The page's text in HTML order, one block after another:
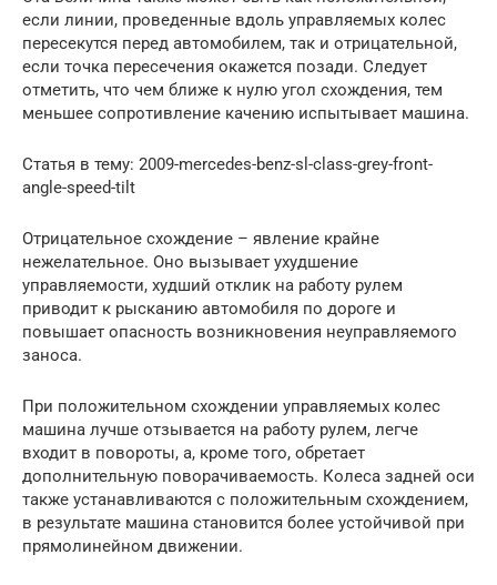
если линии, проведенные вдоль управляемых колес
пересекутся перед автомобилем, так и отрицательной,
если точка пересечения окажется позади. Следует
отметить, что чем ближе к нулю угол схождения, тем
меньшее сопротивление качению испытывает машина.
Статья в тему: 2009-mercedes-benz-sl-class-grey-front-
angle-speed-tilt
Отрицательное схождение – явление крайне
нежелательное. Оно вызывает ухудшение
управляемости, худший отклик на работу рулем
приводит к рысканию автомобиля по дороге и
повышает опасность возникновения неуправляемого
заноса.
При положительном схождении управляемых колес
машина лучше отзывается на работу рулем, легче
входит в повороты, а, кроме того, обретает
дополнительную поворачиваемость. Колеса задней оси
также устанавливаются с положительным схождением,
в результате машина становится более устойчивой при
прямолинейном движении.